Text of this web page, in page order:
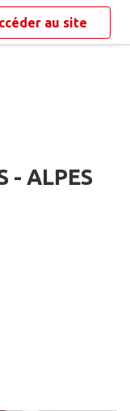
au site
- ALPES